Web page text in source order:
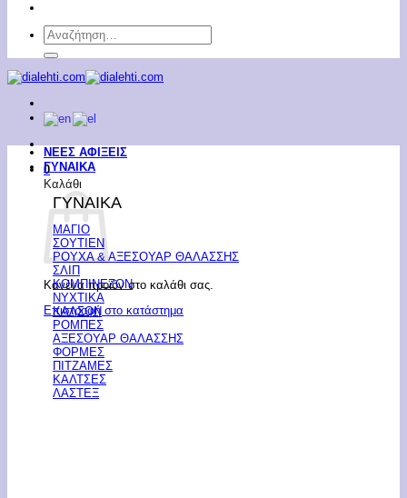
Αναζήτηση
για:
0
Καλάθι
Κανένα προϊόν στο καλάθι σας.
Επιστροφή στο κατάστημα
ΝΕΕΣ ΑΦΙΞΕΙΣ
ΓΥΝΑΙΚΑ
ΓΥΝΑΙΚΑ
ΜΑΓΙΟ
ΣΟΥΤΙΕΝ
ΡΟΥΧΑ & ΑΞΕΣΟΥΑΡ ΘΑΛΑΣΣΗΣ
ΣΛΙΠ
ΚΟΜΠΙΝΕΖΟΝ
ΝΥΧΤΙΚΑ
ΚΑΛΣΟΝ
ΡΟΜΠΕΣ
ΑΞΕΣΟΥΑΡ ΘΑΛΑΣΣΗΣ
ΦΟΡΜΕΣ
ΠΙΤΖΑΜΕΣ
ΚΑΛΤΣΕΣ
ΛΑΣΤΕΞ